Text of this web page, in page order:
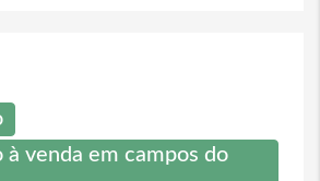
à venda em campos do